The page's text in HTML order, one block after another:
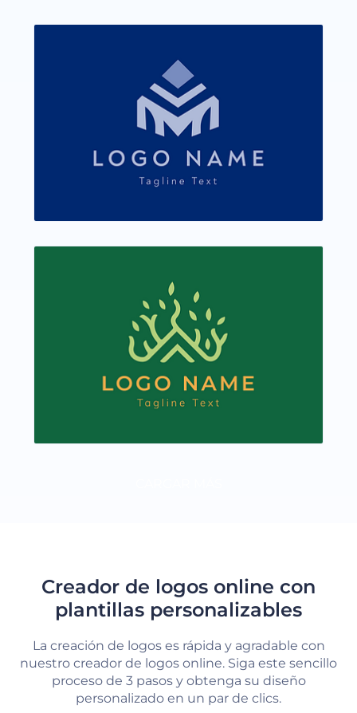
Creador de logos online con
plantillas personalizables
La creación de logos es rápida y agradable con
nuestro creador de logos online. Siga este sencillo
proceso de 3 pasos y obtenga su diseño
personalizado en un par de clics.